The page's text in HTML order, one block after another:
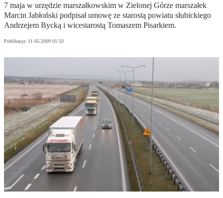
7 maja w urzędzie marszałkowskim w Zielonej Górze marszałek
Marcin Jabłoński podpisał umowę ze starostą powiatu słubickiego
Andrzejem Bycką i wicestarostą Tomaszem Pisarkiem.
Publikacja: 11.05.2009 01:50